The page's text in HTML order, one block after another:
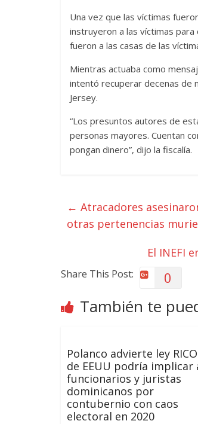
Una vez que las víctimas
instruyeron a las víctimas
fueron a las casas de las
Mientras actuaba como
intentó recuperar decenas de
Jersey.
“Los presuntos autores de
personas mayores. Cuentan
pongan dinero”, dijo la fiscalía.
← Atracadores
otras pertenencias
El INEFI
Share This Post: 0
También te
Polanco advierte ley RICO
de EEUU podría implicar
funcionarios y juristas
dominicanos por
contubernio con caos
electoral en 2020